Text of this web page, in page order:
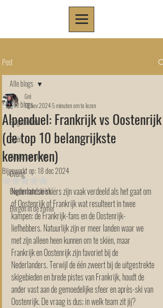
Post
Alle blogs
Skigebieden
Skiën
Winterkamperen
Overig
Beginnende skiërs
Bergen in de zomer
Alle blogs
Alpenduel: Frankrijk vs Oostenrijk
(de top 10 belangrijkste
kenmerken)
Gré
13 nov 20245 minuten om te lezen
Bijgewerkt op:18 dec 2024
Beoordeeld met NaN uit 5 sterren.
Nederlandse skiërs zijn vaak verdeeld als het gaat om
of Oostenrijk of Frankrijk wat resulteert in twee
kampen: de Frankrijk-fans en de Oostenrijk-
liefhebbers. Natuurlijk zijn er meer landen waar we
met zijn alleen heen kunnen om te skiën, maar
Frankrijk en Oostenrijk zijn favoriet bij de
Nederlanders. Terwijl de één zweert bij de uitgestrekte
skigebieden en brede pistes van Frankrijk, houdt de
ander vast aan de gemoedelijke sfeer en après-ski van
Oostenrijk. De vraag is dus; in welk team zit jij?